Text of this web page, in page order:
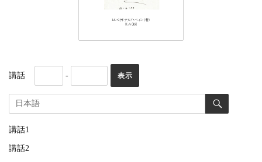
講話 -
講話1
講話2